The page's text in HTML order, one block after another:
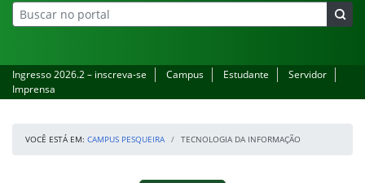
Ingresso 2026.2 – inscreva-se Campus Estudante
Servidor
Imprensa
VOCÊ ESTÁ EM: CAMPUS PESQUEIRA TECNOLOGIA DA INFORMAÇÃO